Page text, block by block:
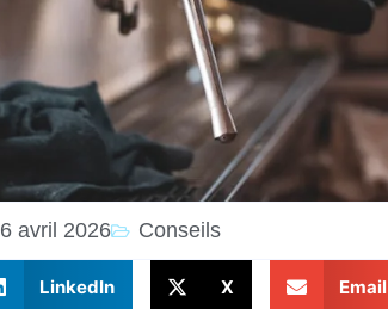
6 avril 2026 Conseils
LinkedIn X Email